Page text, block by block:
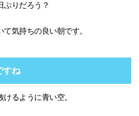
ぶりだろう？
気持ちの良い朝です。
すね
るように青い空。